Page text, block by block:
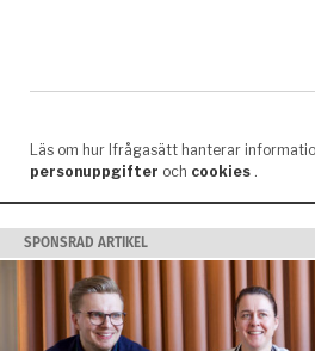
SPONSRAD ARTIKEL